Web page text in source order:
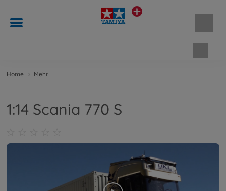
Home Mehr
1:14 Scania 770 S